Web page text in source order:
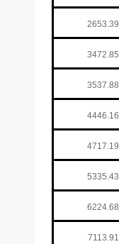
2653.39
3472.85
3537.88
4446.16
4717.19
5335.43
6224.68
7113.91